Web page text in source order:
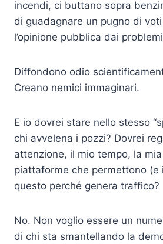
incendi, ci buttano sopra
di guadagnare un pugno di
l’opinione pubblica dai
Diffondono odio
Creano nemici immaginari.
E io dovrei stare nello stesso
chi avvelena i pozzi? Dovrei
attenzione, il mio tempo, la
piattaforme che permettono
questo perché genera traffico?
No. Non voglio essere un
di chi sta smantellando la